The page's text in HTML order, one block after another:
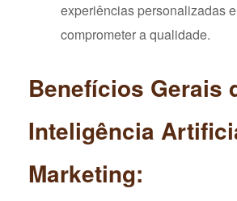
experiências personalizadas
comprometer a qualidade.
Benefícios Gerais
Inteligência
Marketing: